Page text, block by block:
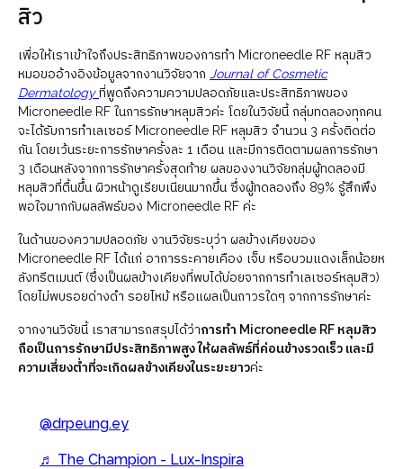
สิว
เพื่อให้เราเข้าใจถึงประสิทธิภาพของการทำ Microneedle RF หลุมสิว
หมอขออ้างอิงข้อมูลจากงานวิจัยจาก Journal of Cosmetic
Dermatologyที่พูดถึงความความปลอดภัยและประสิทธิภาพของ
Microneedle RF ในการรักษาหลุมสิวค่ะ โดยในวิจัยนี้ กลุ่มทดลองทุกคน
จะได้รับการทำเลเซอร์ Microneedle RF หลุมสิว จำนวน 3 ครั้งติดต่อ
กัน โดยเว้นระยะการรักษาครั้งละ 1 เดือน และมีการติดตามผลการรักษา
3 เดือนหลังจากการรักษาครั้งสุดท้าย ผลของงานวิจัยกลุ่มผู้ทดลองมี
หลุมสิวที่ตื้นขึ้น ผิวหน้าดูเรียบเนียนมากขึ้น ซึ่งผู้ทดลองถึง 89% รู้สึกพึง
พอใจมากกับผลลัพธ์ของ Microneedle RF ค่ะ
ในด้านของความปลอดภัย งานวิจัยระบุว่า ผลข้างเคียงของ
Microneedle RF ได้แก่ อาการระคายเคือง เจ็บ หรือบวมแดงเล็กน้อยห
ลังทรีตเมนต์ (ซึ่งเป็นผลข้างเคียงที่พบได้บ่อยจากการทำเลเซอร์หลุมสิว)
โดยไม่พบรอยด่างดำ รอยไหม้ หรือแผลเป็นถาวรใดๆ จากการรักษาค่ะ
จากงานวิจัยนี้ เราสามารถสรุปได้ว่าการทำ Microneedle RF หลุมสิว
ถือเป็นการรักษามีประสิทธิภาพสูง ให้ผลลัพธ์ที่ค่อนข้างรวดเร็ว และมี
ความเสี่ยงต่ำที่จะเกิดผลข้างเคียงในระยะยาวค่ะ
@drpeung.ey
♬ The Champion - Lux-Inspira